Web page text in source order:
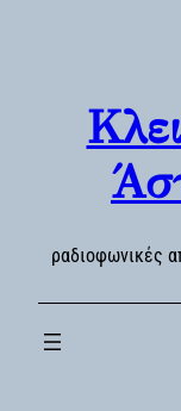
ραδιοφωνικές